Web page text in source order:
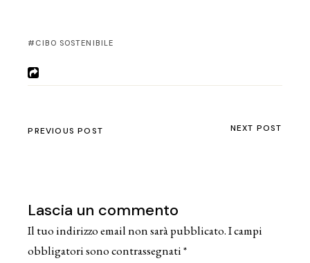
CIBO SOSTENIBILE
PREVIOUS POST NEXT POST
Lascia un commento
Il tuo indirizzo email non sarà pubblicato.I campi
obbligatori sono contrassegnati*